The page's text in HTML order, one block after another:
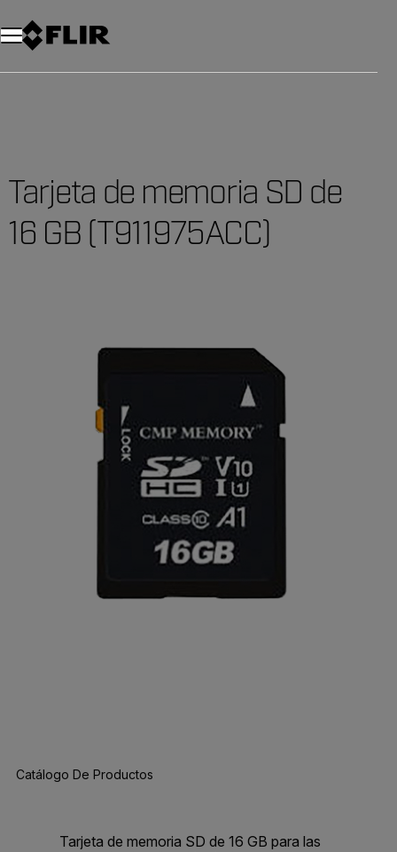
Tarjeta de memoria SD de
16 GB (T911975ACC)
Catálogo De Productos
Tarjeta de memoria SD de 16 GB para las